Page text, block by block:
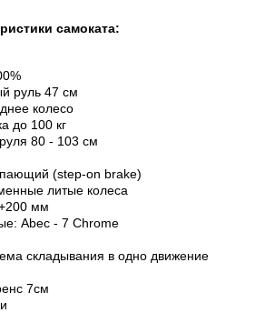
самоката:
руль 47 см
колесо
до 100 кг
80 - 103 см
(step-on brake)
литые колеса
мм
Abec - 7 Chrome
складывания в одно движение
7см